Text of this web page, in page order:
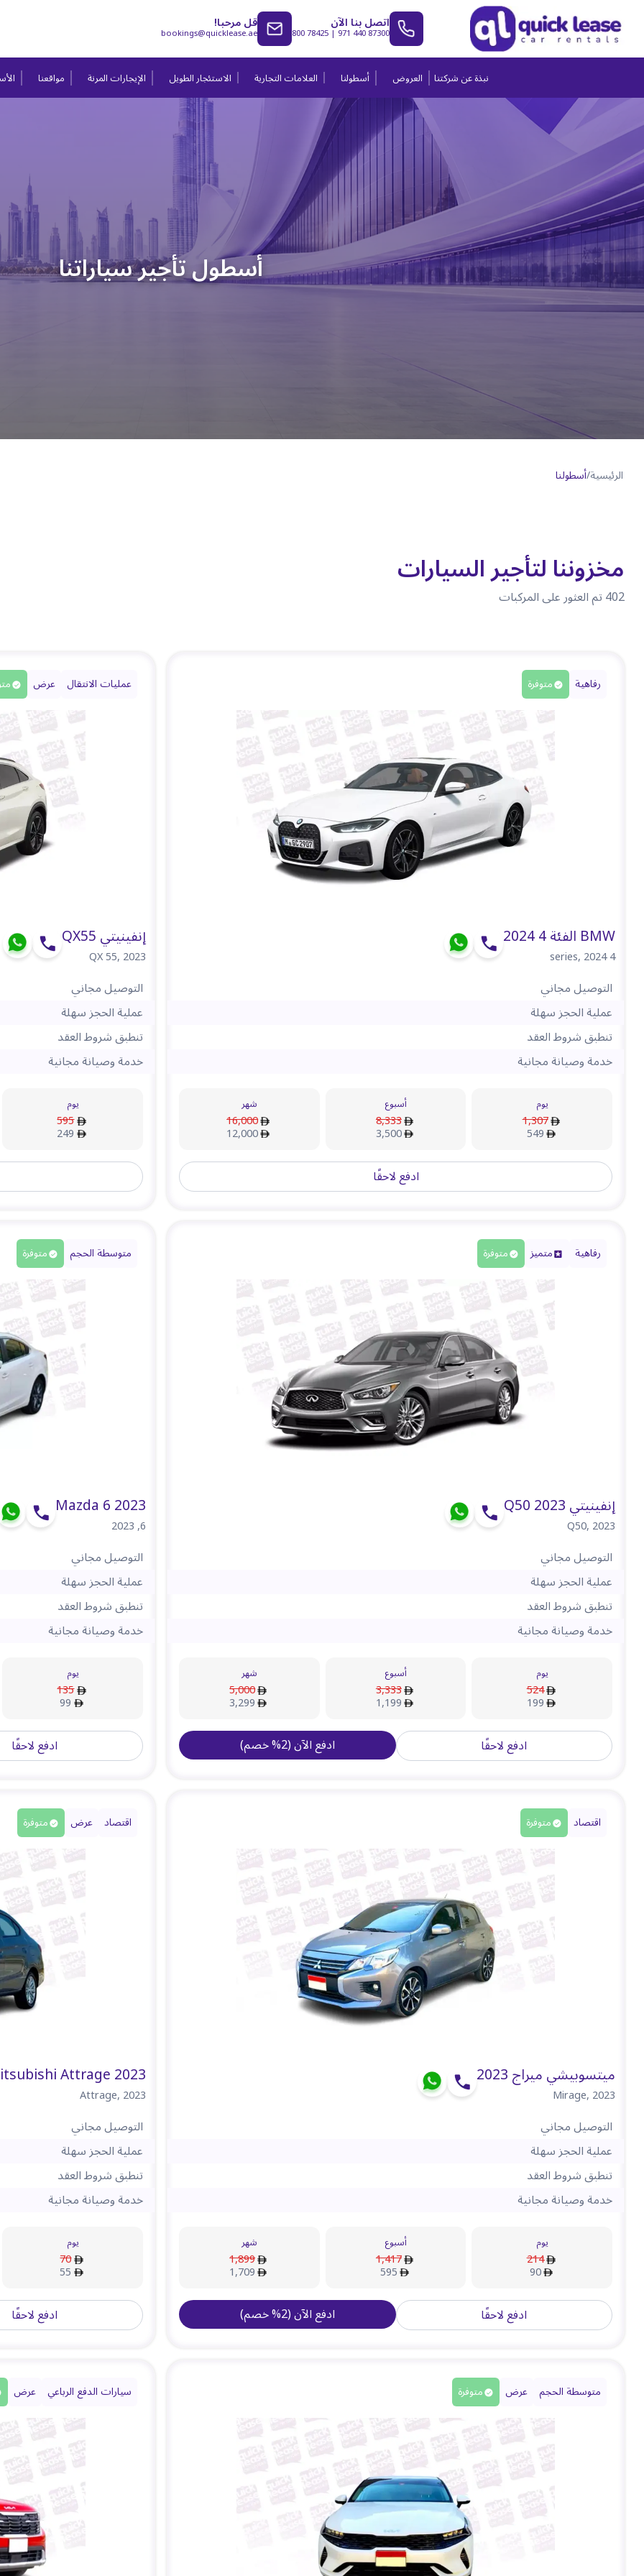
اتصل بنا الآن800 78425 |971 440 87300 قل مرحبا!
bookings@quicklease.ae
نبذة عن شركتنا العروض أسطولنا العلامات التجارية الاستئجار الطويل الإيجارات المرنة مواقعنا
أسطول تأجير سياراتنا
الرئيسية/أسطولنا
مخزوننا لتأجير السيارات
402تم العثور على المركبات
رفاهية متوفرة
BMW الفئة 4 2024
4 series
,2024
التوصيل مجاني
عملية الحجز سهلة
تنطبق شروط العقد
خدمة وصيانة مجانية
يوم
1,307
549
أسبوع
8,333
3,500
شهر
16,000
12,000
ادفع لاحقًا
عمليات الانتقال عرض
إنفينيتي QX55
QX 55,2023
التوصيل مجاني
عملية الحجز سهلة
تنطبق شروط العقد
خدمة وصيانة مجانية
يوم
595
249
رفاهية متميز متوفرة
إنفينيتي Q50 2023
Q50,2023
التوصيل مجاني
عملية الحجز سهلة
تنطبق شروط العقد
خدمة وصيانة مجانية
يوم
524
199
أسبوع
3,333
1,199
شهر
5,000
3,299
ادفع لاحقًا ادفع الآن(
2
%خصم)
متوسطة الحجم متوفرة
Mazda 6 2023
6
,
2023
التوصيل مجاني
عملية الحجز سهلة
تنطبق شروط العقد
خدمة وصيانة مجانية
يوم
135
99
ادفع لاحقًا
اقتصاد متوفرة
ميتسوبيشي ميراج 2023
Mirage,2023
التوصيل مجاني
عملية الحجز سهلة
تنطبق شروط العقد
خدمة وصيانة مجانية
يوم
214
90
أسبوع
1,417
595
شهر
1,899
1,709
ادفع لاحقًا ادفع الآن(
2
%خصم)
اقتصاد عرض متوفرة
Attrage 2023
Attrage,2023
التوصيل مجاني
عملية الحجز سهلة
تنطبق شروط العقد
خدمة وصيانة مجانية
يوم
70
55
ادفع لاحقًا
متوسطة الحجم عرض متوفرة سيارات الدفع الرباعي عرض